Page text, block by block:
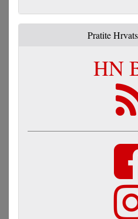
Pratite
HN